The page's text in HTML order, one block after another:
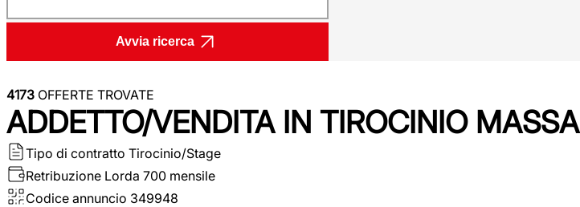
Avvia ricerca
4173 OFFERTE TROVATE
ADDETTO/VENDITA IN TIROCINIO MASSA
Tipo di contratto Tirocinio/Stage
Retribuzione Lorda 700 mensile
Codice annuncio 349948